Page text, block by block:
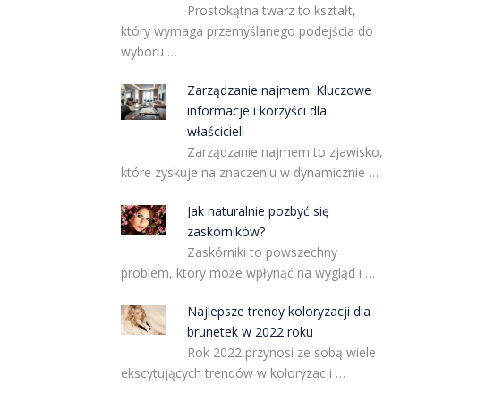
Prostokątna twarz to kształt,
który wymaga przemyślanego podejścia do
wyboru …
Zarządzanie najmem: Kluczowe
informacje i korzyści dla
właścicieli
Zarządzanie najmem to zjawisko,
które zyskuje na znaczeniu w dynamicznie …
Jak naturalnie pozbyć się
zaskórników?
Zaskórniki to powszechny
problem, który może wpłynąć na wygląd i …
Najlepsze trendy koloryzacji dla
brunetek w 2022 roku
Rok 2022 przynosi ze sobą wiele
ekscytujących trendów w koloryzacji …